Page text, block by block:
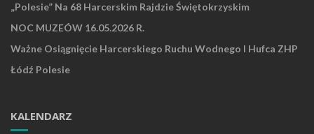
„Polesie” Na 68 Harcerskim Rajdzie Świętokrzyskim
NOC MUZEÓW 16.05.2026 R.
Ważne Osiągnięcie Harcerskiego Ruchu Wodnego I Hufca ZHP
Łódź Polesie
KALENDARZ